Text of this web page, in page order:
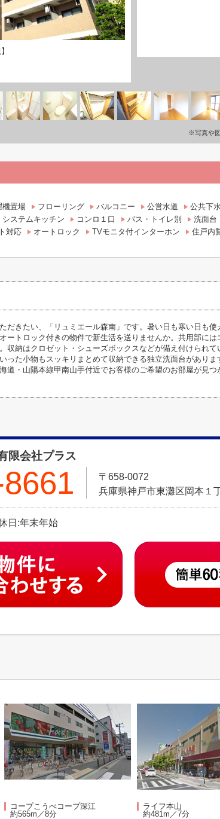
※写真や
機置場 フローリング バルコニー 公営水道 公共下水
システムキッチン
コンロ１口 バス・トイレ別 洗面台
対応
オートロック TVモニタ付インターホン 住戸内
だきたい、「リュミエール森南」です。暑い日も寒い日も
ートロック付きの物件で新生活を送りませんか。共用部に
収納はクロゼット・シューズボックスなどが備え付けられ
った小物もスッキリまとめて収納できる独立洗面台があり
道・山陽本線甲南山手付近でお客様のご希望のお部屋が見
限会社プラス
〒658-0072
兵庫県神戸市東灘区岡本１
日:年末年始
コープこうべコープ深江
約565m／8分
ライフ本山
約481m／7分